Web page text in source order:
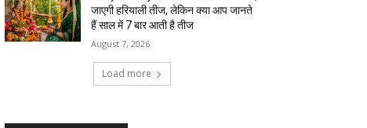
जाएगी हरियाली तीज, लेकिन क्या आप जानते
हैं साल में 7 बार आती है तीज
August 7, 2026
Load more